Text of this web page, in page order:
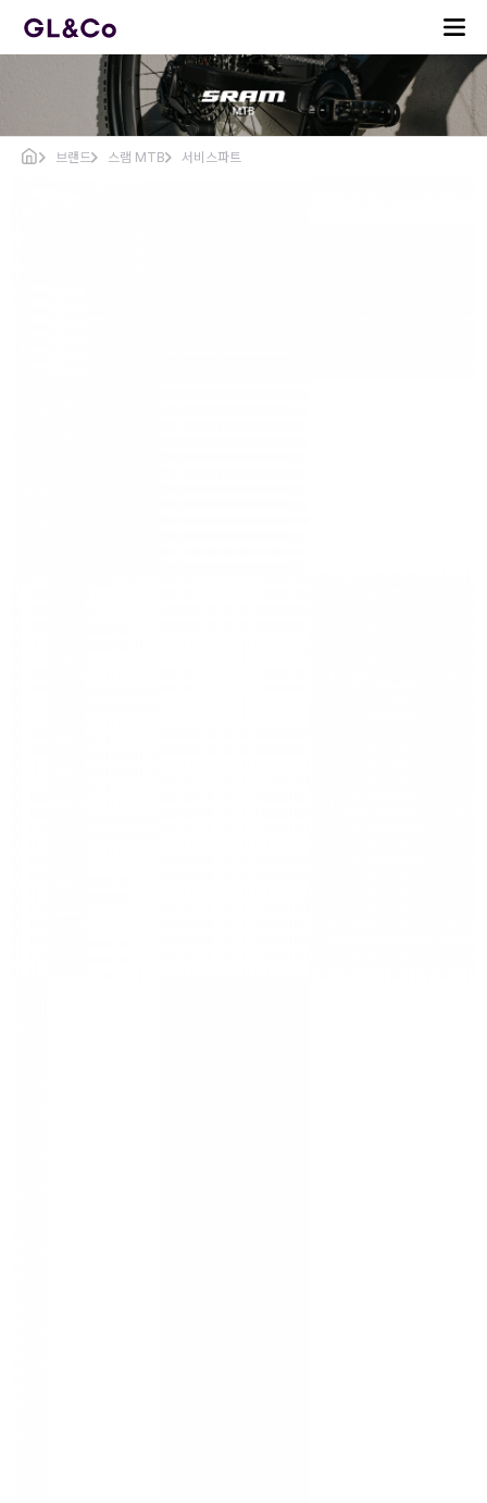
브랜드 스램 MTB 서비스파트